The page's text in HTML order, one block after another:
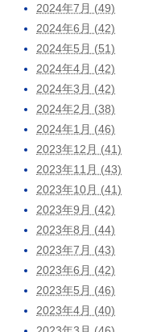
2024年7月 (49)
2024年6月 (42)
2024年5月 (51)
2024年4月 (42)
2024年3月 (42)
2024年2月 (38)
2024年1月 (46)
2023年12月 (41)
2023年11月 (43)
2023年10月 (41)
2023年9月 (42)
2023年8月 (44)
2023年7月 (43)
2023年6月 (42)
2023年5月 (46)
2023年4月 (40)